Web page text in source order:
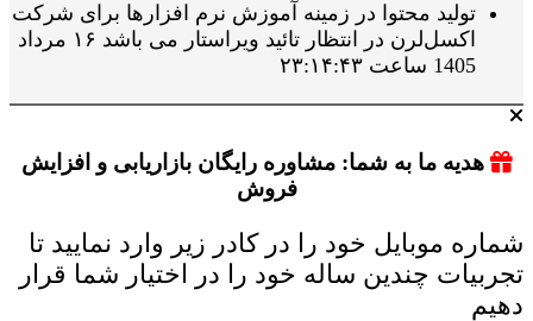
تولید محتوا در زمینه آموزش نرم افزارها برای شرکت
اکسل‌لرن در انتظار تائید ویراستار می باشد ۱۶ مرداد
1405 ساعت ۲۳:۱۴:۴۳
هدیه ما به شما: مشاوره رایگان بازاریابی و افزایش
فروش
شماره موبایل خود را در کادر زیر وارد نمایید تا
تجربیات چندین ساله خود را در اختیار شما قرار
دهیم